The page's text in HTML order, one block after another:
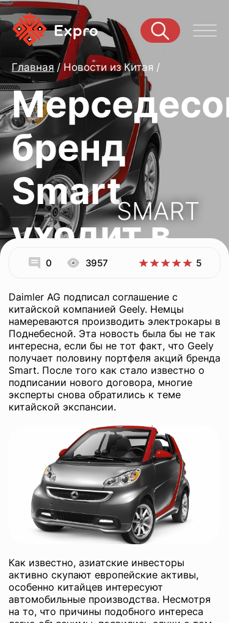
SMART
Главная Новости из Китая
бренд
Smart
уходит в
Китай
0 3957 5
Daimler AG подписал соглашение с
китайской компанией Geely. Немцы
намереваются производить электрокары в
Поднебесной. Эта новость была бы не так
интересна, если бы не тот факт, что Geely
получает половину портфеля акций бренда
Smart. После того как стало известно о
подписании нового договора, многие
эксперты снова обратились к теме
китайской экспансии.
Как известно, азиатские инвесторы
активно скупают европейские активы,
особенно китайцев интересуют
автомобильные производства. Несмотря
на то, что причины подобного интереса